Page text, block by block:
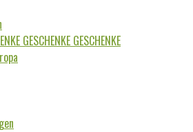
GESCHENKE GESCHENKE